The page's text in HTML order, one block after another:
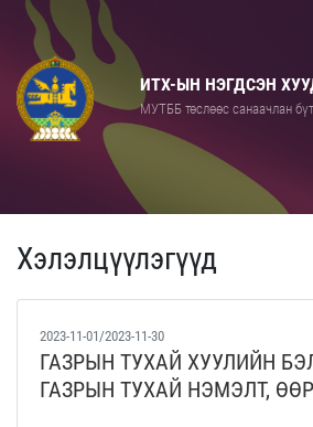
ИТХ-ЫН НЭГДСЭН
МУТББ төслөөс санаачлан
Хэлэлцүүлэгүүд
2023-11-01/2023-11-30
ГАЗРЫН ТУХАЙ ХУУЛИЙН
ГАЗРЫН ТУХАЙ НЭМЭЛТ,